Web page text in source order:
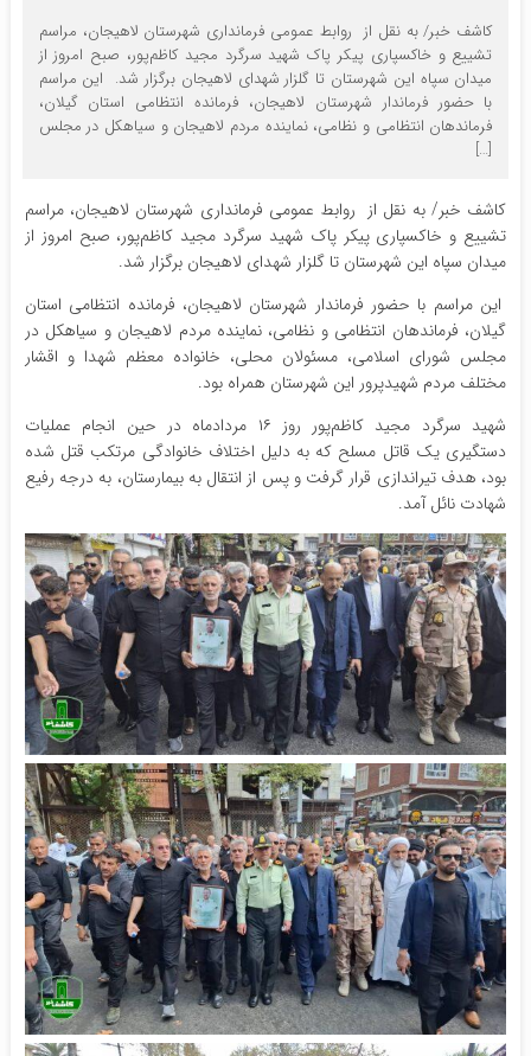
کاشف خبر/ به نقل از روابط عمومی فرمانداری شهرستان لاهیجان، مراسم
تشییع و خاکسپاری پیکر پاک شهید سرگرد مجید کاظم‌پور، صبح امروز از
میدان سپاه این شهرستان تا گلزار شهدای لاهیجان برگزار شد. این مراسم
با حضور فرماندار شهرستان لاهیجان، فرمانده انتظامی استان گیلان،
فرماندهان انتظامی و نظامی، نماینده مردم لاهیجان و سیاهکل در مجلس
[…]
کاشف خبر/ به نقل از روابط عمومی فرمانداری شهرستان لاهیجان، مراسم
تشییع و خاکسپاری پیکر پاک شهید سرگرد مجید کاظم‌پور، صبح امروز از
میدان سپاه این شهرستان تا گلزار شهدای لاهیجان برگزار شد.
این مراسم با حضور فرماندار شهرستان لاهیجان، فرمانده انتظامی استان
گیلان، فرماندهان انتظامی و نظامی، نماینده مردم لاهیجان و سیاهکل در
مجلس شورای اسلامی، مسئولان محلی، خانواده معظم شهدا و اقشار
مختلف مردم شهیدپرور این شهرستان همراه بود.
شهید سرگرد مجید کاظم‌پور روز ۱۶ مردادماه در حین انجام عملیات
دستگیری یک قاتل مسلح که به دلیل اختلاف خانوادگی مرتکب قتل شده
بود، هدف تیراندازی قرار گرفت و پس از انتقال به بیمارستان، به درجه رفیع
شهادت نائل آمد.